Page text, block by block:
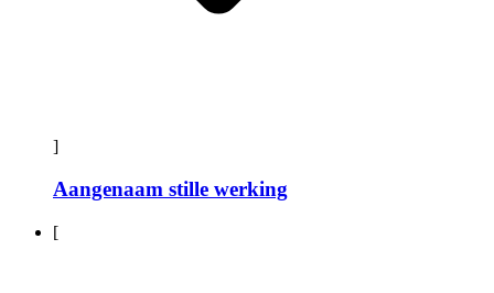
]
Aangenaam stille werking
[